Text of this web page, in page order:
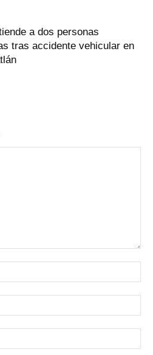
a dos personas
tras accidente vehicular en